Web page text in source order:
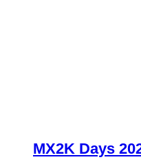
MX2K Days